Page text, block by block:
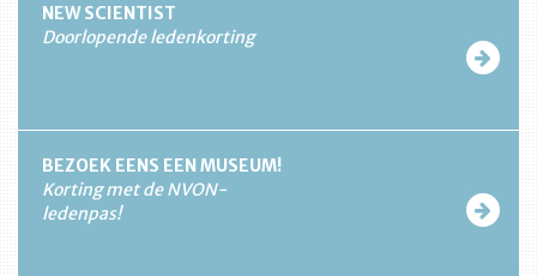
NEW SCIENTIST
Doorlopende ledenkorting
BEZOEK EENS EEN MUSEUM!
Korting met de NVON-
ledenpas!